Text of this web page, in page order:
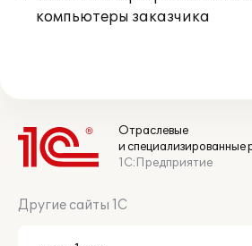
компьютеры заказчика
Отраслевые
и специализированные
1С:Предприятие
Другие сайты 1С